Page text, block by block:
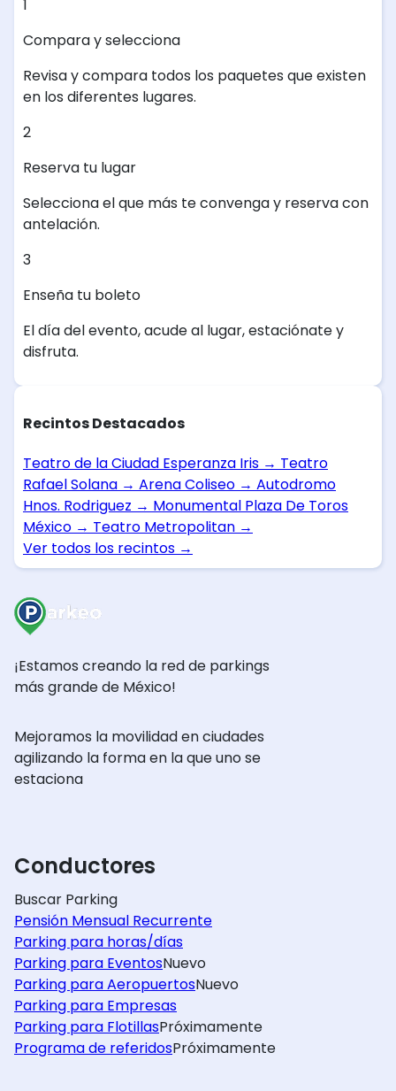
1
Compara y selecciona
Revisa y compara todos los paquetes que existen
en los diferentes lugares.
2
Reserva tu lugar
Selecciona el que más te convenga y reserva con
antelación.
3
Enseña tu boleto
El día del evento, acude al lugar, estaciónate y
disfruta.
Recintos Destacados
Teatro de la Ciudad Esperanza Iris → Teatro
Rafael Solana → Arena Coliseo → Autodromo
Hnos. Rodriguez → Monumental Plaza De Toros
México → Teatro Metropolitan →
Ver todos los recintos →
¡Estamos creando la red de parkings
más grande de México!
Mejoramos la movilidad en ciudades
agilizando la forma en la que uno se
estaciona
Conductores
Buscar Parking
Pensión Mensual Recurrente
Parking para horas/días
Parking para EventosNuevo
Parking para AeropuertosNuevo
Parking para Empresas
Parking para FlotillasPróximamente
Programa de referidosPróximamente